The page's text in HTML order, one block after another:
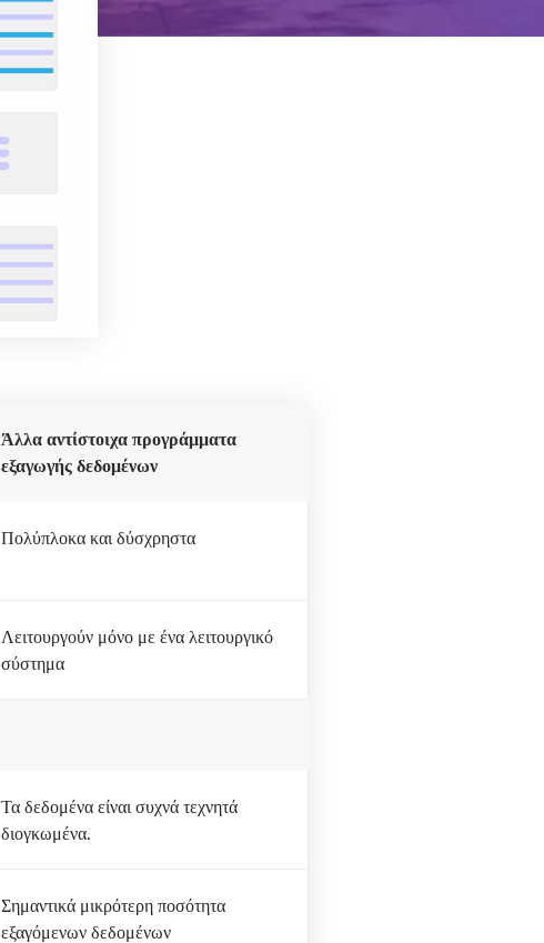
Άλλα αντίστοιχα προγράμματα
εξαγωγής δεδομένων
Πολύπλοκα και δύσχρηστα
Λειτουργούν μόνο με ένα λειτουργικό
σύστημα
Τα δεδομένα είναι συχνά τεχνητά
διογκωμένα.
Σημαντικά μικρότερη ποσότητα
εξαγόμενων δεδομένων